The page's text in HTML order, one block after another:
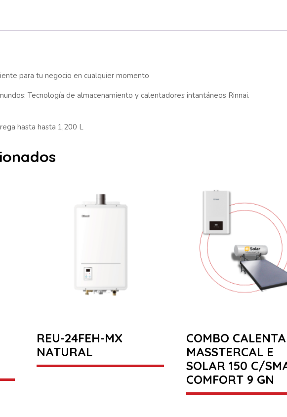
para tu negocio en cualquier momento
Tecnología de almacenamiento y calentadores intantáneos Rinnai.
hasta hasta 1,200 L
REU-24FEH-MX
NATURAL
COMBO
MASSTERCAL E
SOLAR 150 C/
COMFORT 9 GN